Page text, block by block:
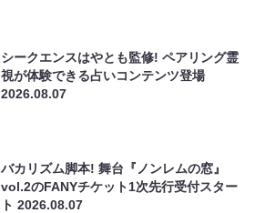
シークエンスはやとも監修! ペアリング霊
視が体験できる占いコンテンツ登場
2026.08.07
バカリズム脚本! 舞台『ノンレムの窓』
vol.2のFANYチケット1次先行受付スター
ト2026.08.07